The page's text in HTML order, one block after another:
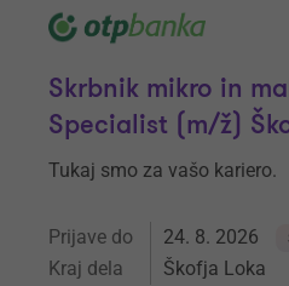
Skrbnik mikro in
Specialist (m/ž)
Tukaj smo za vašo kariero.
Prijave do 24. 8. 2026
Kraj dela Škofja Loka